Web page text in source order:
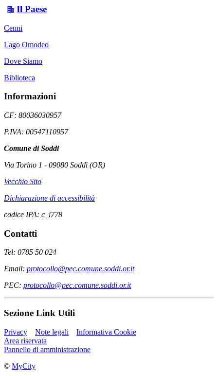
Il Paese
Cenni
Lago Omodeo
Dove Siamo
Biblioteca
Informazioni
CF: 80036030957
P.IVA: 00547110957
Comune di Soddi
Via Torino 1 - 09080 Soddì (OR)
Vecchio Sito
Dichiarazione di accessibilità
codice IPA: c_i778
Contatti
Tel: 0785 50 024
Email: protocollo@pec.comune.soddi.or.it
PEC: protocollo@pec.comune.soddi.or.it
Sezione Link Utili
Privacy Note legali
Informativa Cookie
Area riservata
Pannello di amministrazione
© MyCity